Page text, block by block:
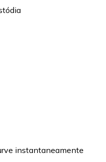
instantaneamente